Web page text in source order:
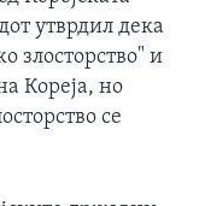
утврдил дека
злосторство" и
Кореја, но
се